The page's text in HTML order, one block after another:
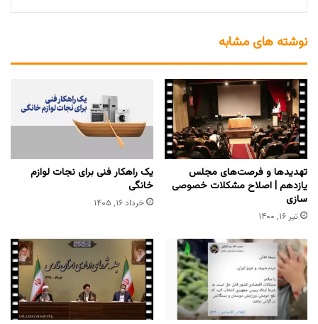
نوشته های مشابه
تهدیدها و فرصت‌های مجلس
یازدهم | اصلاح مشکلات خصوصی
سازی
تیر ۱۶, ۱۴۰۰
یک راهکار فنی برای نجات لوازم
خانگی
خرداد ۱۶, ۱۴۰۵